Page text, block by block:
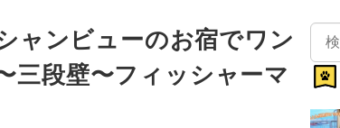
ャンビューのお宿でワン
三段壁〜フィッシャーマ
検
索